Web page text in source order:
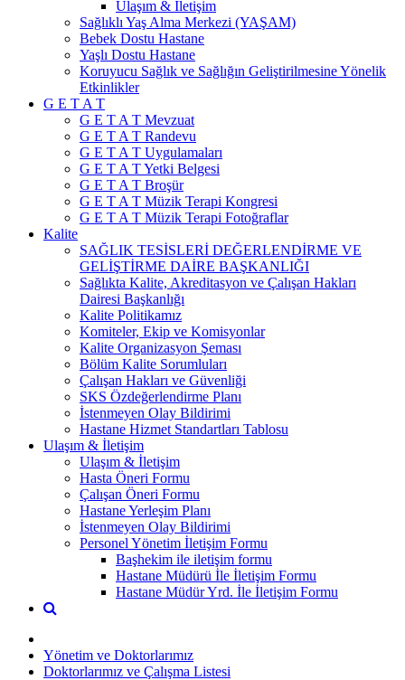
Ulaşım & İletişim
Sağlıklı Yaş Alma Merkezi (YAŞAM)
Bebek Dostu Hastane
Yaşlı Dostu Hastane
Koruyucu Sağlık ve Sağlığın Geliştirilmesine Yönelik
Etkinlikler
G E T A T
G E T A T Mevzuat
G E T A T Randevu
G E T A T Uygulamaları
G E T A T Yetki Belgesi
G E T A T Broşür
G E T A T Müzik Terapi Kongresi
G E T A T Müzik Terapi Fotoğraflar
Kalite
SAĞLIK TESİSLERİ DEĞERLENDİRME VE
GELİŞTİRME DAİRE BAŞKANLIĞI
Sağlıkta Kalite, Akreditasyon ve Çalışan Hakları
Dairesi Başkanlığı
Kalite Politikamız
Komiteler, Ekip ve Komisyonlar
Kalite Organizasyon Şeması
Bölüm Kalite Sorumluları
Çalışan Hakları ve Güvenliği
SKS Özdeğerlendirme Planı
İstenmeyen Olay Bildirimi
Hastane Hizmet Standartları Tablosu
Ulaşım & İletişim
Ulaşım & İletişim
Hasta Öneri Formu
Çalışan Öneri Formu
Hastane Yerleşim Planı
İstenmeyen Olay Bildirimi
Personel Yönetim İletişim Formu
Başhekim ile iletişim formu
Hastane Müdürü İle İletişim Formu
Hastane Müdür Yrd. İle İletişim Formu
Yönetim ve Doktorlarımız
Doktorlarımız ve Çalışma Listesi